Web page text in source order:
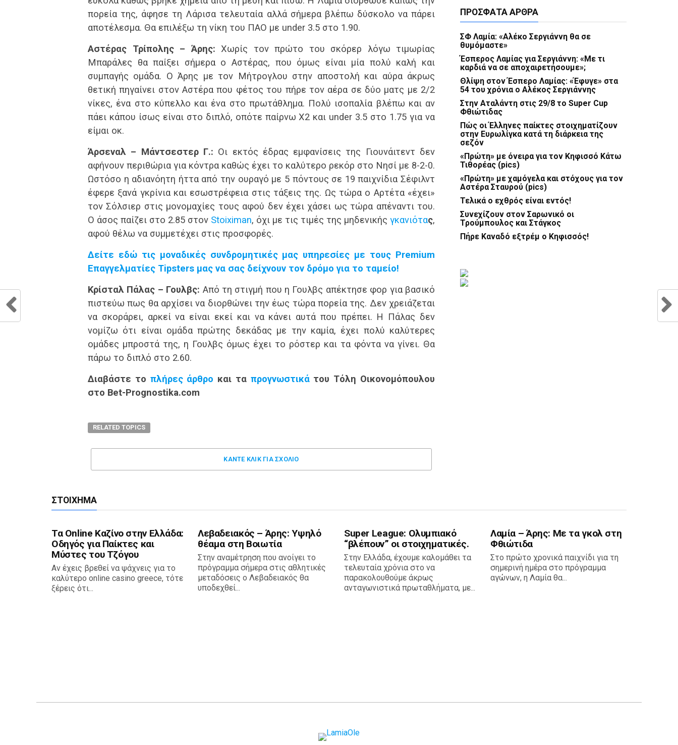
πορεία της, άφησε τη Λάρισα τελευταία αλλά σήμερα βλέπω δύσκολο να πάρει
αποτέλεσμα. Θα επιλέξω τη νίκη του ΠΑΟ με under 3.5 στο 1.90.
Αστέρας Τρίπολης – Άρης: Χωρίς τον πρώτο του σκόρερ λόγω τιμωρίας
Μπαράλες θα παίξει σήμερα ο Αστέρας, που όμως είναι μία πολύ καλή και
συμπαγής ομάδα. Ο Άρης με τον Μήτρογλου στην αποστολή και αύρα άκρως
θετική πηγαίνει στον Αστέρα που φέτος του πήρε τον αέρα σε δύο ματς με 2/2
νίκες, ένα στο κύπελλο και ένα στο πρωτάθλημα. Πολύ ισοπαλία βλέπω και αν
πάει κάπου ίσως είναι στο διπλό, οπότε παίρνω Χ2 και under 3.5 στο 1.75 για να
είμαι οκ.
Άρσεναλ – Μάντσεστερ Γ.: Οι εκτός έδρας εμφανίσεις της Γιουνάιτεντ δεν
αφήνουν περιθώρια για κόντρα καθώς έχει το καλύτερο ρεκόρ στο Νησί με 8-2-0.
Ωστόσο η αδιανόητη ήττα από την ουραγό με 5 πόντους σε 19 παιχνίδια Σέφιλντ
έφερε ξανά γκρίνια και εσωστρέφεια στις τάξεις της. Ως τώρα ο Αρτέτα «έχει»
τον Σόλσιερ στις μονομαχίες τους αφού δεν έχει χάσει ως τώρα απέναντι του.
Ο άσος παίζει στο 2.85 στον Stoiximan, όχι με τις τιμές της μηδενικής γκανιότας,
αφού θέλω να συμμετέχει στις προσφορές.
Δείτε εδώ τις μοναδικές συνδρομητικές μας υπηρεσίες με τους Premium
Επαγγελματίες Tipsters μας να σας δείχνουν τον δρόμο για το ταμείο!
Κρίσταλ Πάλας – Γουλβς: Από τη στιγμή που η Γουλβς απέκτησε φορ για βασικό
πιστεύω πως θα αρχίσει να διορθώνει την έως τώρα πορεία της. Δεν χρειάζεται
να σκοράρει, αρκεί να είναι εκεί και να κάνει αυτά που πρέπει. Η Πάλας δεν
νομίζω ότι είναι ομάδα πρώτης δεκάδας με την καμία, έχει πολύ καλύτερες
ομάδες μπροστά της, η Γουλβς όμως έχει το ρόστερ και τα φόντα να γίνει. Θα
πάρω το διπλό στο 2.60.
Διαβάστε το πλήρες άρθρο και τα προγνωστικάτου Τόλη Οικονομόπουλου
στο Bet-Prognostika.com
RELATED TOPICS
ΚΑΝΤΕ ΚΛΊΚ ΓΙΑ ΣΧΌΛΙΟ
ΠΡΌΣΦΑΤΑ ΆΡΘΡΑ
ΣΦ Λαμία: «Αλέκο Σεργιάννη θα σε
θυμόμαστε»
Έσπερος Λαμίας για Σεργιάννη: «Με τι
καρδιά να σε αποχαιρετήσουμε»;
Θλίψη στον Έσπερο Λαμίας: «Έφυγε» στα
54 του χρόνια ο Αλέκος Σεργιάννης
Στην Αταλάντη στις 29/8 το Super Cup
Φθιώτιδας
Πώς οι Έλληνες παίκτες στοιχηματίζουν
στην Ευρωλίγκα κατά τη διάρκεια της
σεζόν
«Πρώτη» με όνειρα για τον Κηφισσό Κάτω
Τιθορέας (pics)
«Πρώτη» με χαμόγελα και στόχους για τον
Αστέρα Σταυρού (pics)
Τελικά ο εχθρός είναι εντός!
Συνεχίζουν στον Σαρωνικό οι
Τρούμπουλος και Στάγκος
Πήρε Καναδό εξτρέμ ο Κηφισσός!
ΣΤΟΊΧΗΜΑ
Τα Online Καζίνο στην Ελλάδα:
Οδηγός για Παίκτες και
Μύστες του Τζόγου
Αν έχεις βρεθεί να ψάχνεις για το
καλύτερο online casino greece, τότε
ξέρεις ότι...
Λεβαδειακός – Άρης: Υψηλό
θέαμα στη Βοιωτία
Στην αναμέτρηση που ανοίγει το
πρόγραμμα σήμερα στις αθλητικές
μεταδόσεις ο Λεβαδειακός θα
υποδεχθεί...
Super League: Ολυμπιακό
“βλέπουν” οι στοιχηματικές.
Στην Ελλάδα, έχουμε καλομάθει τα
τελευταία χρόνια στο να
παρακολουθούμε άκρως
ανταγωνιστικά πρωταθλήματα, με...
Λαμία – Άρης: Με τα γκολ στη
Φθιώτιδα
Στο πρώτο χρονικά παιχνίδι για τη
σημερινή ημέρα στο πρόγραμμα
αγώνων, η Λαμία θα...